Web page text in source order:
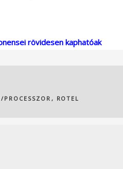
rövidesen kaphatóak
, ROTEL